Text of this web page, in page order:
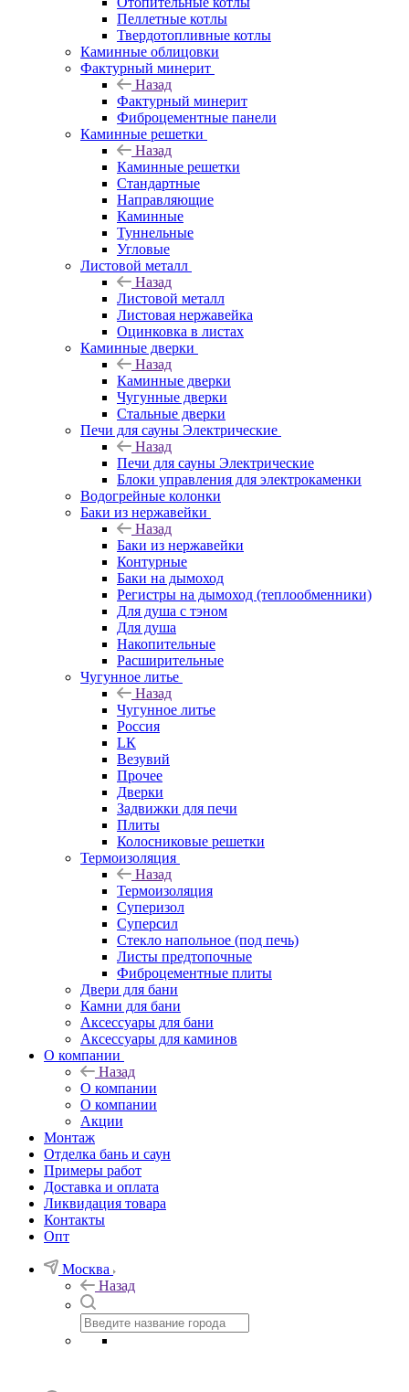
Пеллетные котлы
Твердотопливные котлы
Каминные облицовки
Фактурный минерит
Назад
Фактурный минерит
Фиброцементные панели
Каминные решетки
Назад
Каминные решетки
Стандартные
Направляющие
Каминные
Туннельные
Угловые
Листовой металл
Назад
Листовой металл
Листовая нержавейка
Оцинковка в листах
Каминные дверки
Назад
Каминные дверки
Чугунные дверки
Стальные дверки
Печи для сауны Электрические
Назад
Печи для сауны Электрические
Блоки управления для электрокаменки
Водогрейные колонки
Баки из нержавейки
Назад
Баки из нержавейки
Контурные
Баки на дымоход
Регистры на дымоход (теплообменники)
Для душа с тэном
Для душа
Накопительные
Расширительные
Чугунное литье
Назад
Чугунное литье
Россия
LК
Везувий
Прочее
Дверки
Задвижки для печи
Плиты
Колосниковые решетки
Термоизоляция
Назад
Термоизоляция
Суперизол
Суперсил
Стекло напольное (под печь)
Листы предтопочные
Фиброцементные плиты
Двери для бани
Камни для бани
Аксессуары для бани
Аксессуары для каминов
О компании
Назад
О компании
О компании
Акции
Монтаж
Отделка бань и саун
Примеры работ
Доставка и оплата
Ликвидация товара
Контакты
Опт
Москва
Назад